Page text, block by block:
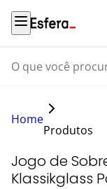
O que você procura?
Home
Produtos
Jogo de
Klassikglass